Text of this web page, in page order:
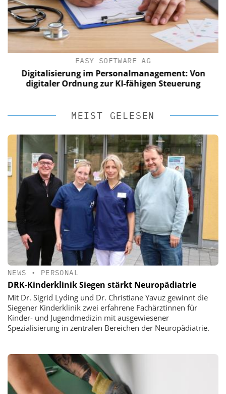
EASY SOFTWARE AG
Digitalisierung im Personalmanagement: Von
digitaler Ordnung zur KI-fähigen Steuerung
MEIST GELESEN
NEWS • PERSONAL
DRK-Kinderklinik Siegen stärkt Neuropädiatrie
Mit Dr. Sigrid Lyding und Dr. Christiane Yavuz gewinnt die
Siegener Kinderklinik zwei erfahrene Fachärztinnen für
Kinder- und Jugendmedizin mit ausgewiesener
Spezialisierung in zentralen Bereichen der Neuropädiatrie.